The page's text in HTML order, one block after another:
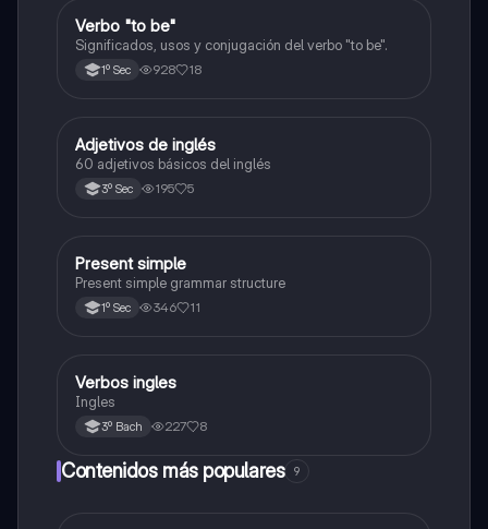
Inglés
Verbo "to be"
Significados, usos y conjugación del verbo "to be".
1º Sec 928 18
Inglés
Adjetivos de inglés
60 adjetivos básicos del inglés
3º Sec 195 5
Inglés
Present simple
Present simple grammar structure
1º Sec 346 11
Inglés
Verbos ingles
Ingles
3º Bach 227 8
Contenidos más populares 9